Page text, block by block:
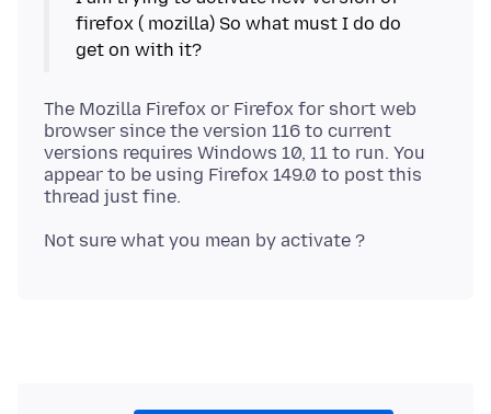
firefox ( mozilla) So what must I do do
The Mozilla Firefox or Firefox for short web
browser since the version 116 to current
versions requires Windows 10, 11 to run. You
appear to be using Firefox 149.0 to post this